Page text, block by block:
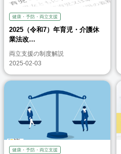
健康・予防・両立支援
2025（令和7）年育児・介護休
業法改…
両立支援の制度解説
2025-02-03
健康・予防・両立支援